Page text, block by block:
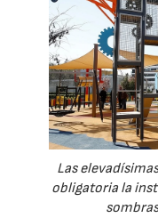
Las
obligatoria la